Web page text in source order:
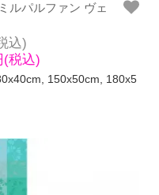
ルパルファン ヴェ
込)
(税込)
150x50cm, 180x5